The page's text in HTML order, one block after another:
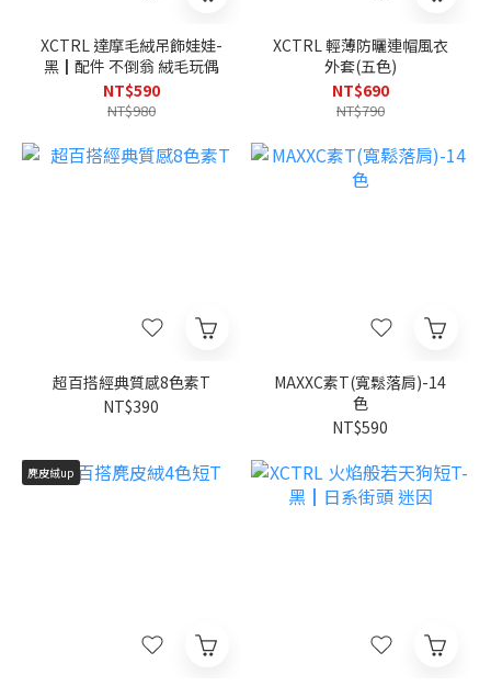
XCTRL 達摩毛絨吊飾娃娃-
黑┃配件 不倒翁 絨毛玩偶
NT$590
NT$980
XCTRL 輕薄防曬連帽風衣
外套(五色)
NT$690
NT$790
超百搭經典質感8色素T
NT$390
MAXXC素T(寬鬆落肩)-14
色
NT$590
麂皮絨up